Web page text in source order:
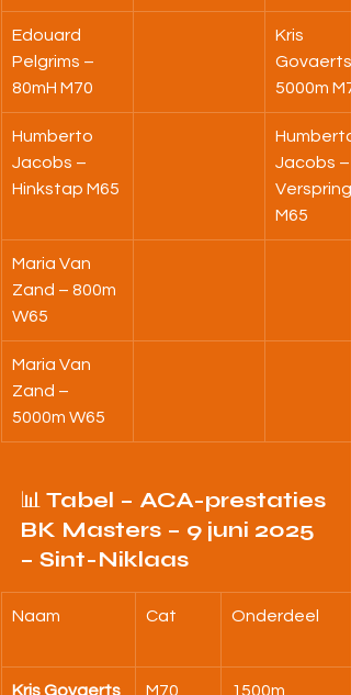
Edouard
Pelgrims –
80mH M70
Kris
Govaerts
5000m
Humberto
Jacobs –
Hinkstap M65
Humberto
Jacobs –
M65
Maria Van
Zand – 800m
W65
Maria Van
Zand –
5000m W65
📊 Tabel – ACA-prestaties
BK Masters – 9 juni 2025
– Sint-Niklaas
Naam Cat Onderdeel
Kris Govaerts M70 1500m